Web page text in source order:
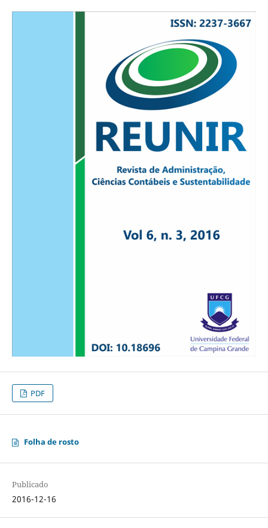
PDF
Folha de rosto
Publicado
2016-12-16